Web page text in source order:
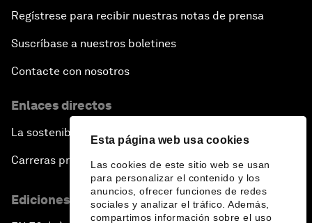
Esta página web usa cookies
Las cookies de este sitio web se usan
para personalizar el contenido y los
anuncios, ofrecer funciones de redes
sociales y analizar el tráfico. Además,
compartimos información sobre el uso
Regístrese para recibir nuestras notas de prensa
Suscríbase a nuestros boletines
Contacte con nosotros
Enlaces directos
La sostenibilidad en el Foro
Carreras profesionales
Ediciones en otros idiomas